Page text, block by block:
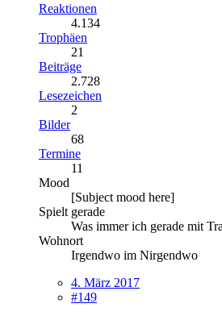
Reaktionen
4.134
Trophäen
21
Beiträge
2.728
Lesezeichen
2
Bilder
68
Termine
11
Mood
[Subject mood here]
Spielt gerade
Was immer ich gerade mit
Wohnort
Irgendwo im Nirgendwo
4. März 2017
#149